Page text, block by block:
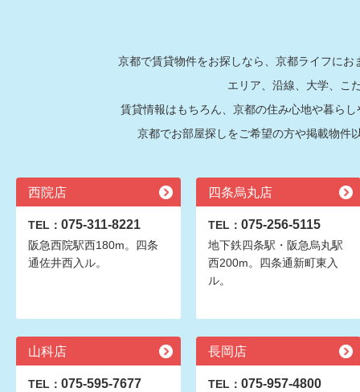
京都で賃貸物件をお探しなら、京都ライフに
エリア、沿線、大学、こ
賃貸情報はもちろん、京都の住み心地や暮ら
京都でお部屋探しをご希望の方や掲載物件
西院店
TEL： 075-311-8221
阪急西院駅西180m。四条
通佐井西入ル。
四条烏丸店
TEL： 075-256-5115
地下鉄四条駅・阪急烏丸駅
西200m。四条通新町東入
ル。
山科店
TEL： 075-595-7677
長岡店
TEL： 075-957-4800